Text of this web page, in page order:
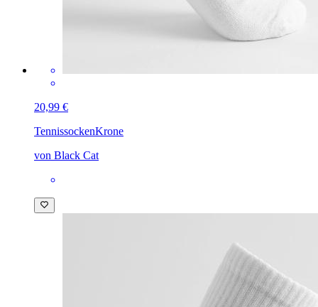
20,99 €
TennissockenKrone
von Black Cat